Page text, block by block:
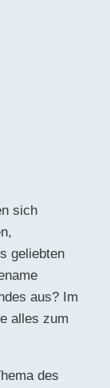
sich
geliebten
aus? Im
alles zum
des